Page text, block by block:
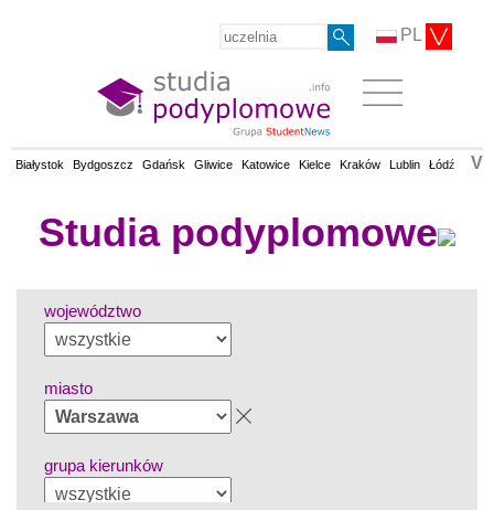
PL
Białystok Bydgoszcz Gdańsk Gliwice Katowice Kielce Kraków Lublin Łódź V
Studia podyplomowe
województwo
miasto
grupa kierunków